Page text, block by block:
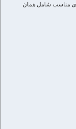
مناسب شامل همان